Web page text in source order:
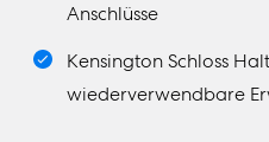
Anschlüsse
Kensington Schloss
wiederverwendbare